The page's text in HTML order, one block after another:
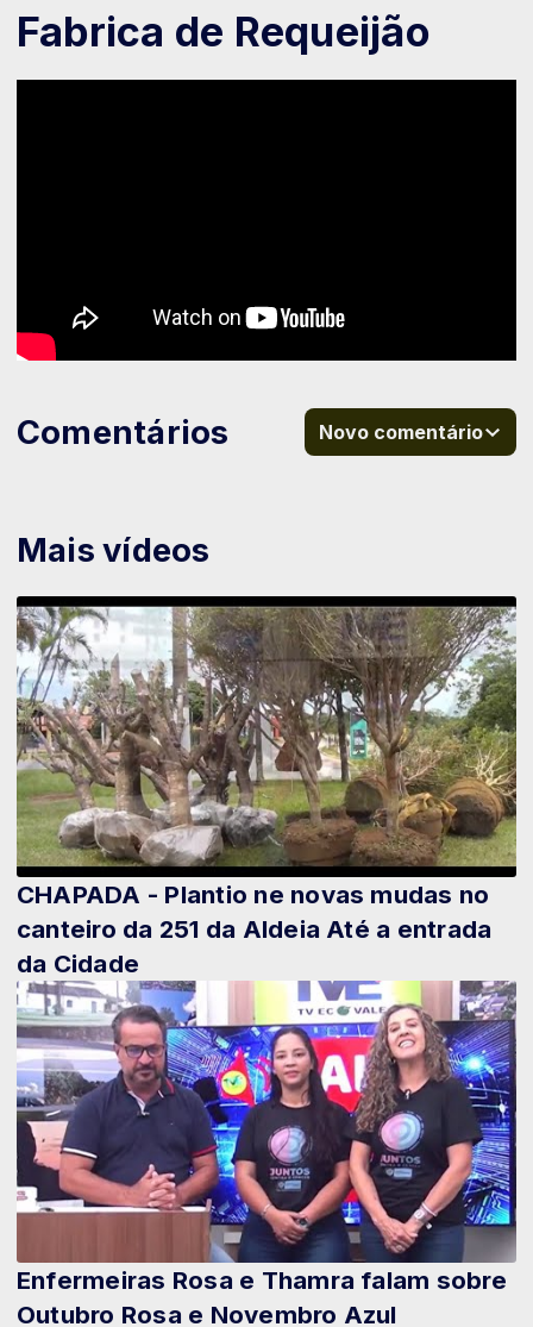
Fabrica de Requeijão
Mais vídeos
CHAPADA - Plantio ne novas mudas no
canteiro da 251 da Aldeia Até a entrada
da Cidade
Enfermeiras Rosa e Thamra falam sobre
Outubro Rosa e Novembro Azul
Comentários Novo comentário